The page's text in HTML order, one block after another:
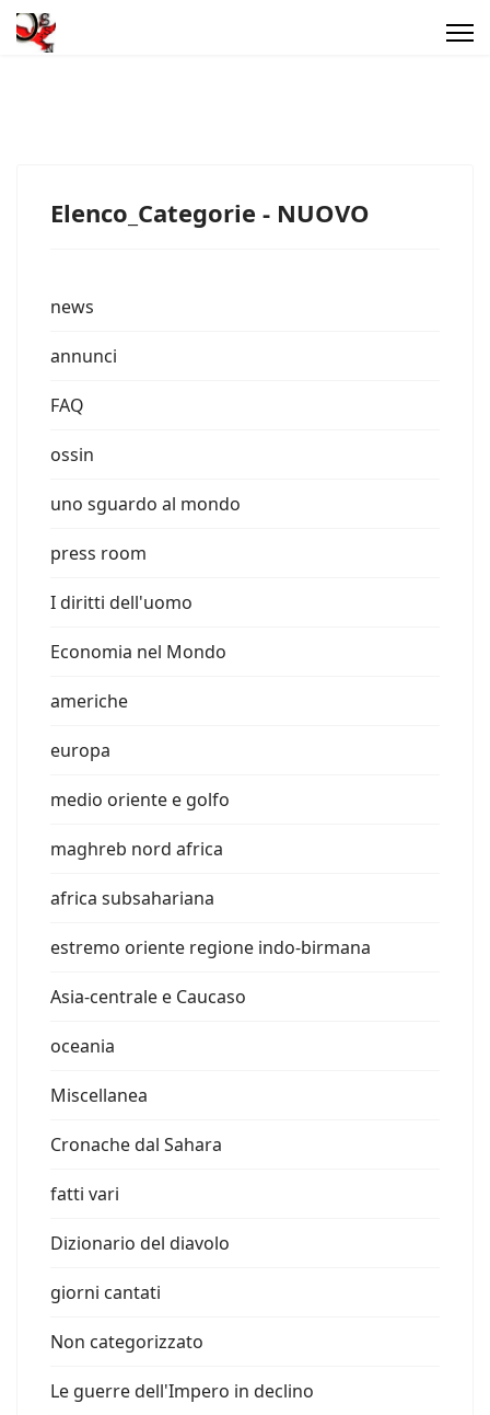
Elenco_Categorie - NUOVO
news
annunci
FAQ
ossin
uno sguardo al mondo
press room
I diritti dell'uomo
Economia nel Mondo
americhe
europa
medio oriente e golfo
maghreb nord africa
africa subsahariana
estremo oriente regione indo-birmana
Asia-centrale e Caucaso
oceania
Miscellanea
Cronache dal Sahara
fatti vari
Dizionario del diavolo
giorni cantati
Non categorizzato
Le guerre dell'Impero in declino